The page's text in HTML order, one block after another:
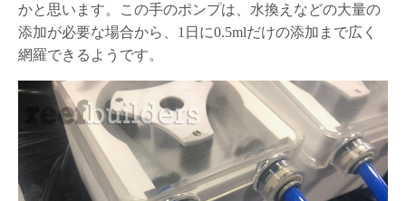
かと思います。この手のポンプは、水換えなどの大量の
添加が必要な場合から、1日に0.5mlだけの添加まで広く
網羅できるようです。